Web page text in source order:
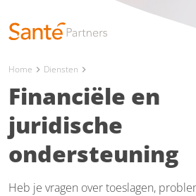
Home chevron_right Diensten chevron_right
Financiële en
juridische
ondersteuning
Heb je vragen over toeslagen,